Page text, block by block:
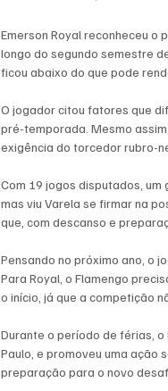
Emerson Royal reconheceu o
longo do segundo semestre
ficou abaixo do que pode
O jogador citou fatores que
pré-temporada. Mesmo
exigência do torcedor rubro-
Com 19 jogos disputados,
mas viu Varela se firmar na
que, com descanso e
Pensando no próximo ano, o
Para Royal, o Flamengo
o início, já que a competição
Durante o período de férias,
Paulo, e promoveu uma ação
preparação para o novo